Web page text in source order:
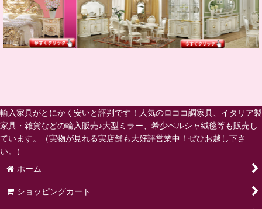
輸入家具がとにかく安いと評判です！人気のロココ調家具、イタリア製
家具・雑貨などの輸入販売♪大型ミラー、希少ペルシャ絨毯等も販売し
ています。（実物が見れる実店舗も大好評営業中！ぜひお越し下さ
い。）
ホーム
ショッピングカート